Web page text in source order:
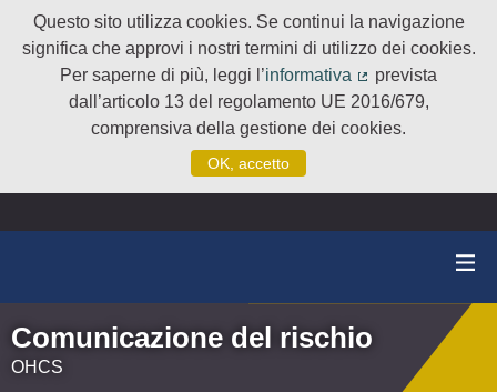
Questo sito utilizza cookies. Se continui la navigazione
significa che approvi i nostri termini di utilizzo dei cookies.
Per saperne di più, leggi l’informativa
(Collegamento
prevista
dall’articolo 13 del regolamento UE 2016/679,
comprensiva della gestione dei cookies.
OK, accetto
Comunicazione del rischio
OHCS